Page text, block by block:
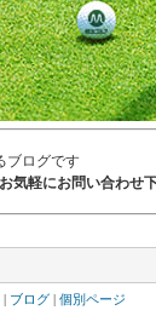
ブログです
お気軽にお問い合わせ
| ブログ | 個別ページ